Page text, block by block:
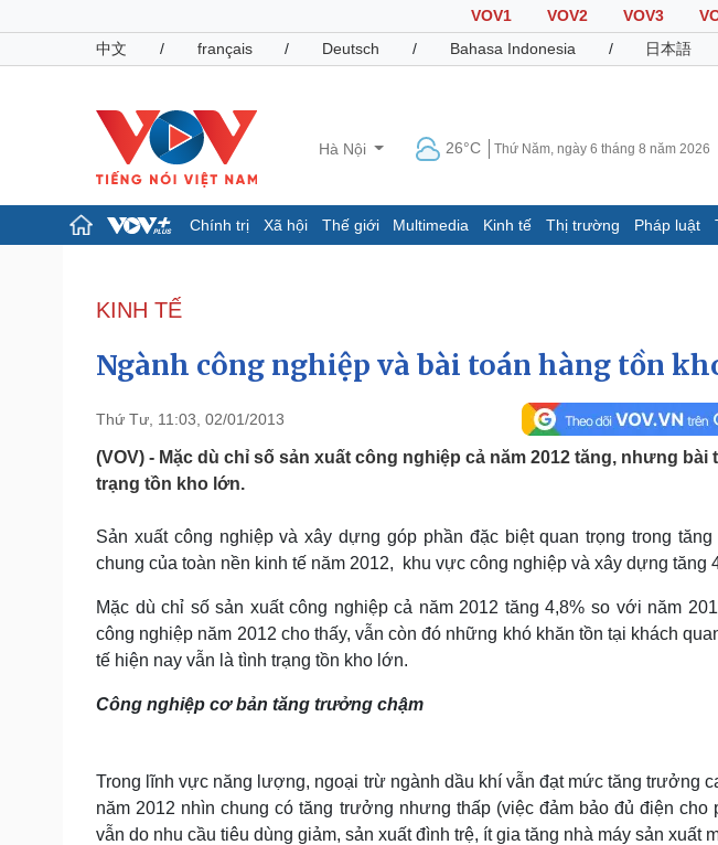
VOV1 VOV2 VOV3
中文
/ français / Deutsch / Bahasa Indonesia / 日本語
Hà Nội 26°C Thứ Năm, ngày 6 tháng 8 năm 2026
Chính trị Xã hội Thế giới Multimedia Kinh tế Thị trường Pháp luật
Đảng
Tổ chức nhân sự
Nhận diện sự thật
Dấu ấn VOV
Pháp luật
Vụ án
Tư vấn luật
Quân sự - Quốc phòng
Phân tích
Thể thao
Thế giới thể thao
eSports
Hậu trường
Sức khỏe
Dinh dưỡng - món ngon
Cây thuốc
Nhi khoa
Phòng mạch online
Ăn sạch sống khỏe
Đời sống
Nhà đẹp
Blog
Văn hóa
Sân khấu - Điện ảnh
KINH TẾ
Ngành công nghiệp và bài toán hàng tồn
Thứ Tư, 11:03, 02/01/2013
(VOV) - Mặc dù chỉ số sản xuất công nghiệp cả năm 2012 tăng, nhưng
trạng tồn kho lớn.
Sản xuất công nghiệp và xây dựng góp phần đặc biệt quan trọng trong
chung của toàn nền kinh tế năm 2012, khu vực công nghiệp và xây dựng tăng
Mặc dù chỉ số sản xuất công nghiệp cả năm 2012 tăng 4,8% so với năm
công nghiệp năm 2012 cho thấy, vẫn còn đó những khó khăn tồn tại khách
tế hiện nay vẫn là tình trạng tồn kho lớn.
Công nghiệp cơ bản tăng trưởng chậm
Trong lĩnh vực năng lượng, ngoại trừ ngành dầu khí vẫn đạt mức tăng trưởng
năm 2012 nhìn chung có tăng trưởng nhưng thấp (việc đảm bảo đủ điện
vẫn do nhu cầu tiêu dùng giảm, sản xuất đình trệ, ít gia tăng nhà máy sản xuất